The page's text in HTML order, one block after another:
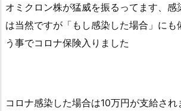
オミクロン株が猛威を振るってます、感
は当然ですが「もし感染した場合」にも
う事でコロナ保険入りました
コロナ感染した場合は10万円が支給され